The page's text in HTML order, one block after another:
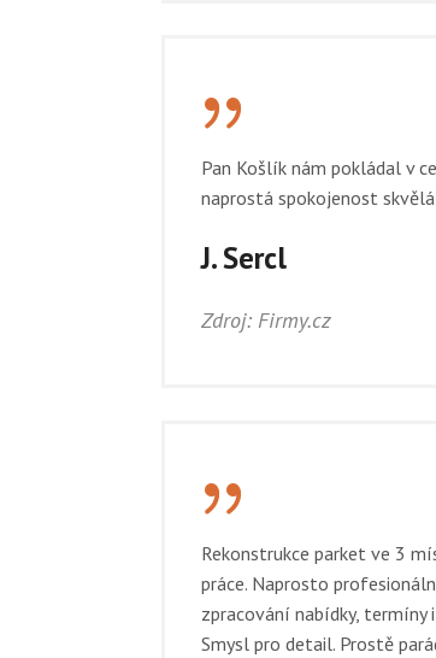
{
Pan Košlík nám pokládal v
naprostá spokojenost skvělá
J. Sercl
Zdroj: Firmy.cz
{
Rekonstrukce parket ve 3
práce. Naprosto
zpracování nabídky, termíny
Smysl pro detail. Prostě